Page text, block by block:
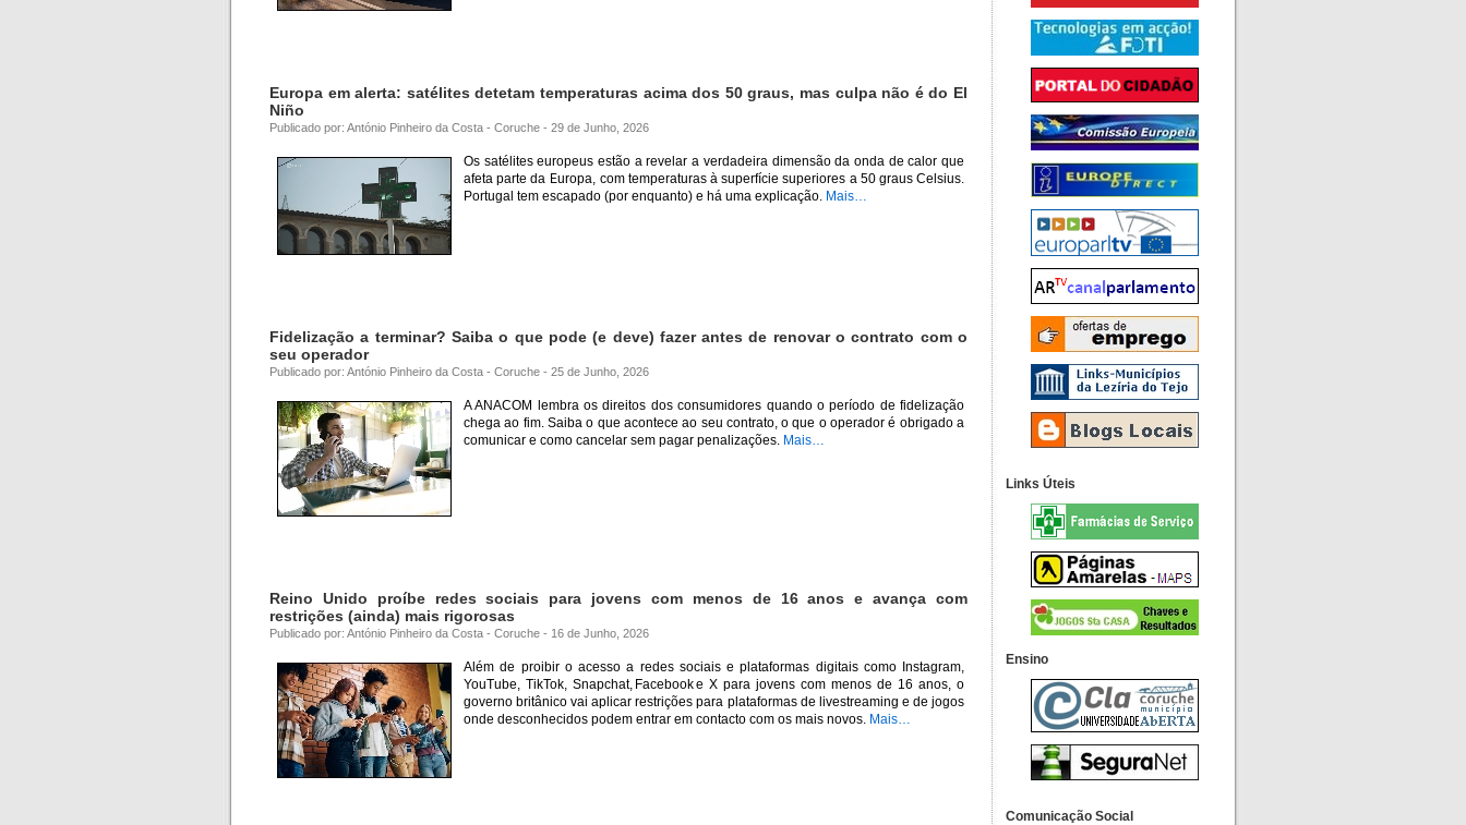
Europa em alerta: satélites detetam temperaturas acima dos 50 graus, mas culpa não é do El
Niño
Publicado por: António Pinheiro da Costa - Coruche - 29 de Junho, 2026
Os satélites europeus estão a revelar a verdadeira dimensão da onda de calor que
afeta parte da Europa, com temperaturas à superfície superiores a 50 graus Celsius.
Portugal tem escapado (por enquanto) e há uma explicação. Mais…
Fidelização a terminar? Saiba o que pode (e deve) fazer antes de renovar o contrato com o
seu operador
Publicado por: António Pinheiro da Costa - Coruche - 25 de Junho, 2026
A ANACOM lembra os direitos dos consumidores quando o período de fidelização
chega ao fim. Saiba o que acontece ao seu contrato, o que o operador é obrigado a
comunicar e como cancelar sem pagar penalizações. Mais…
Reino Unido proíbe redes sociais para jovens com menos de 16 anos e avança com
restrições (ainda) mais rigorosas
Publicado por: António Pinheiro da Costa - Coruche - 16 de Junho, 2026
Além de proibir o acesso a redes sociais e plataformas digitais como Instagram,
YouTube, TikTok, Snapchat, Facebook e X para jovens com menos de 16 anos, o
governo britânico vai aplicar restrições para plataformas de livestreaming e de jogos
onde desconhecidos podem entrar em contacto com os mais novos. Mais…
Links Úteis
Ensino
Comunicação Social